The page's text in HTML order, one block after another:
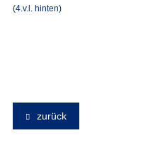
(4.v.l. hinten)
zurück